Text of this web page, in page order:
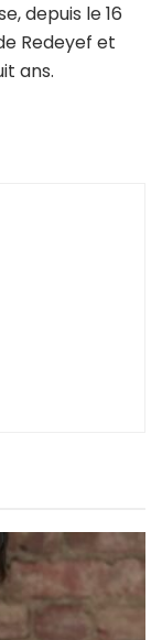
depuis le 16
Redeyef et
ans.